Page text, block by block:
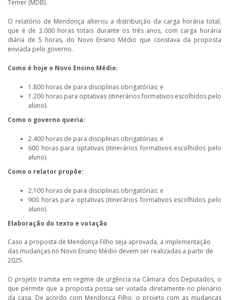
Temer (MDB).
O relatório de Mendonça alterou a distribuição da carga horária total,
que é de 3.000 horas totais durante os três anos, com carga horária
diária de 5 horas, do Novo Ensino Médio que constava da proposta
enviada pelo governo.
Como é hoje o Novo Ensino Médio:
1.800 horas de para disciplinas obrigatórias; e
1.200 horas para optativas (itinerários formativos escolhidos pelo
aluno).
Como o governo queria:
2.400 horas de para disciplinas obrigatórias; e
600 horas para optativas (itinerários formativos escolhidos pelo
aluno).
Como o relator propõe:
2.100 horas de para disciplinas obrigatórias; e
900 horas para optativas (itinerários formativos escolhidos pelo
aluno).
Elaboração do texto e votação
Caso a proposta de Mendonça Filho seja aprovada, a implementação
das mudanças no Novo Ensino Médio devem ser realizadas a partir de
2025.
O projeto tramita em regime de urgência na Câmara dos Deputados, o
que permite que a proposta possa ser votada diretamente no plenário
da casa. De acordo com Mendonça Filho, o projeto com as mudanças